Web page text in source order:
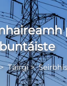
buntáiste
Táirgí>Seirbhís